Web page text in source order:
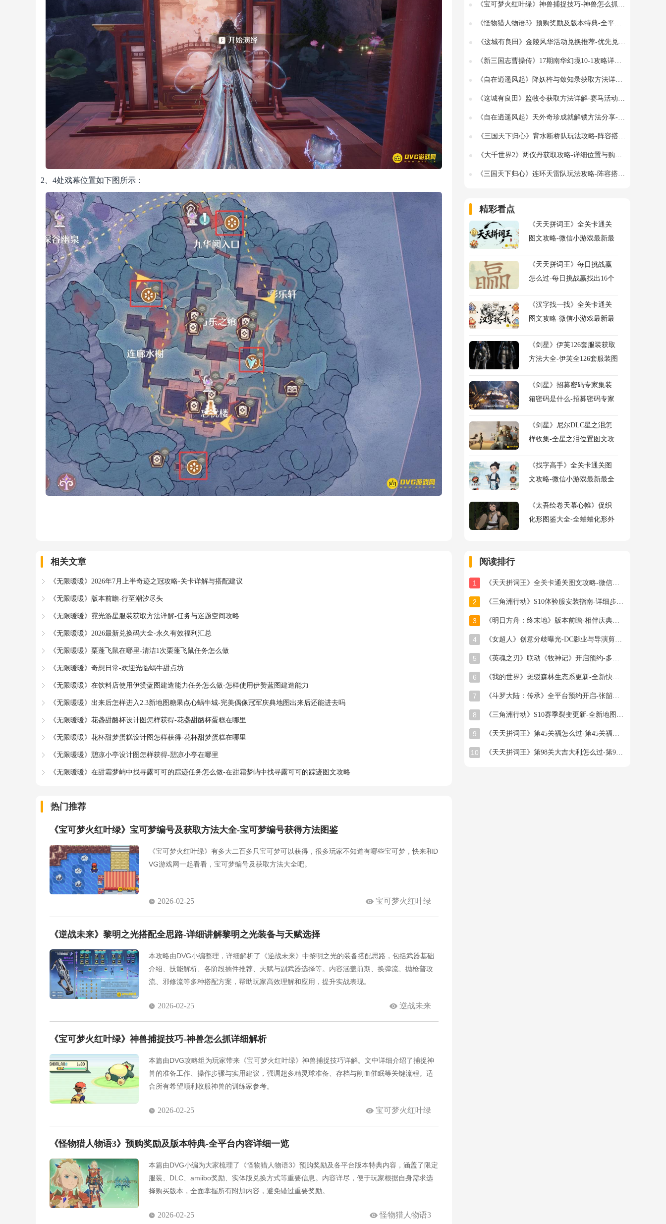
2、4处戏幕位置如下图所示：
相关文章
《无限暖暖》2026年7月上半奇迹之冠攻略-关卡详解与搭配建议
《无限暖暖》版本前瞻-行至潮汐尽头
《无限暖暖》霓光游星服装获取方法详解-任务与迷题空间攻略
《无限暖暖》2026最新兑换码大全-永久有效福利汇总
《无限暖暖》栗蓬飞鼠在哪里-清洁1次栗蓬飞鼠任务怎么做
《无限暖暖》奇想日常-欢迎光临蜗牛甜点坊
《无限暖暖》在饮料店使用伊赞蓝图建造能力任务怎么做-怎样使用伊赞蓝图建造能力
《无限暖暖》出来后怎样进入2.3新地图糖果点心蜗牛城-完美偶像冠军庆典地图出来后还能进去吗
《无限暖暖》花盏甜酪杯设计图怎样获得-花盏甜酪杯蛋糕在哪里
《无限暖暖》花杯甜梦蛋糕设计图怎样获得-花杯甜梦蛋糕在哪里
《无限暖暖》憩凉小亭设计图怎样获得-憩凉小亭在哪里
《无限暖暖》在甜霜梦屿中找寻露可可的踪迹任务怎么做-在甜霜梦屿中找寻露可可的踪迹图文攻略
热门推荐
《宝可梦火红叶绿》宝可梦编号及获取方法大全-宝可梦编号获得方法图鉴
《宝可梦火红叶绿》有多大二百多只宝可梦可以获得，很多玩家不知道有哪些宝可梦，快来和D
VG游戏网一起看看，宝可梦编号及获取方法大全吧。
2026-02-25 宝可梦火红叶绿
《逆战未来》黎明之光搭配全思路-详细讲解黎明之光装备与天赋选择
本攻略由DVG小编整理，详细解析了《逆战未来》中黎明之光的装备搭配思路，包括武器基础
介绍、技能解析、各阶段插件推荐、天赋与副武器选择等。内容涵盖前期、换弹流、抛枪普攻
流、邪修流等多种搭配方案，帮助玩家高效理解和应用，提升实战表现。
2026-02-25 逆战未来
《宝可梦火红叶绿》神兽捕捉技巧-神兽怎么抓详细解析
本篇由DVG攻略组为玩家带来《宝可梦火红叶绿》神兽捕捉技巧详解。文中详细介绍了捕捉神
兽的准备工作、操作步骤与实用建议，强调超多精灵球准备、存档与削血催眠等关键流程。适
合所有希望顺利收服神兽的训练家参考。
2026-02-25 宝可梦火红叶绿
《怪物猎人物语3》预购奖励及版本特典-全平台内容详细一览
本篇由DVG小编为大家梳理了《怪物猎人物语3》预购奖励及各平台版本特典内容，涵盖了限定
服装、DLC、amiibo奖励、实体版兑换方式等重要信息。内容详尽，便于玩家根据自身需求选
择购买版本，全面掌握所有附加内容，避免错过重要奖励。
2026-02-25 怪物猎人物语3
《宝可梦火红叶绿》神兽捕捉技巧-神兽怎么抓详细解析
《怪物猎人物语3》预购奖励及版本特典-全平台内容详细一览
《这城有良田》金陵风华活动兑换推荐-优先兑换指南
《新三国志曹操传》17期南华幻境10-1攻略详解-快速通关技巧
《自在逍遥风起》降妖杵与敛知录获取方法详解-物品获取指南
《这城有良田》监牧令获取方法详解-赛马活动奖励指南
《自在逍遥风起》天外奇珍成就解锁方法分享-详细步骤指南
《三国天下归心》背水断桥队玩法攻略-阵容搭配详解
《大千世界2》两仪丹获取攻略-详细位置与购买方法
《三国天下归心》连环天雷队玩法攻略-阵容搭配与技能解析
精彩看点
《天天拼词王》全关卡通关
图文攻略-微信小游戏最新最
《天天拼词王》每日挑战赢
怎么过-每日挑战赢找出16个
《汉字找一找》全关卡通关
图文攻略-微信小游戏最新最
《剑星》伊芙126套服装获取
方法大全-伊芙全126套服装图
《剑星》招募密码专家集装
箱密码是什么-招募密码专家
《剑星》尼尔DLC星之泪怎
样收集-全星之泪位置图文攻
《找字高手》全关卡通关图
文攻略-微信小游戏最新最全
《太吾绘卷天幕心帷》促织
化形图鉴大全-全蛐蛐化形外
阅读排行
1 《天天拼词王》全关卡通关图文攻略-微信小游戏最新最全关卡通关图文攻略
2 《三角洲行动》S10体验服安装指南-详细步骤与注意事项
3 《明日方舟：终末地》版本前瞻-相伴庆典与新干员登场
4 《女超人》创意分歧曝光-DC影业与导演剪辑之争
5 《英魂之刃》联动《牧神记》开启预约-多款旧皮返场半价星陨龙坐骑限时秒杀
6 《我的世界》斑驳森林生态系更新-全新快照版本抢先体验开启
7 《斗罗大陆：传承》全平台预约开启-张韶涵领衔邀你破茧成神
8 《三角洲行动》S10赛季裂变更新-全新地图首领与联动福利
9 《天天拼词王》第45关福怎么过-第45关福找出16个常用字图文攻略
10 《天天拼词王》第98关大吉大利怎么过-第98关大吉大利找出26个常用字图文攻略